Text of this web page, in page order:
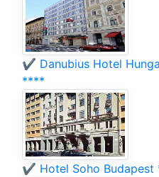
✔️ Danubius Hotel
****
✔️ Hotel Soho Budapest